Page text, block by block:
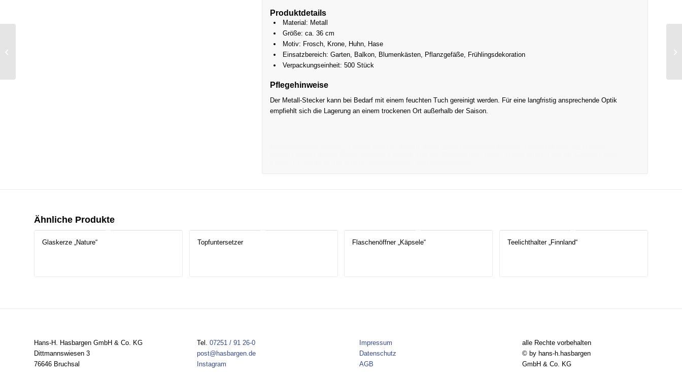
Produktdetails
Material: Metall
Größe: ca. 36 cm
Motiv: Frosch, Krone, Huhn, Hase
Einsatzbereich: Garten, Balkon, Blumenkästen, Pflanzgefäße, Frühlingsdekoration
Verpackungseinheit: 500 Stück
Pflegehinweise
Der Metall-Stecker kann bei Bedarf mit einem feuchten Tuch gereinigt werden. Für eine langfristig ansprechende Optik
empfiehlt sich die Lagerung an einem trockenen Ort außerhalb der Saison.
Ähnliche Produkte
Glaskerze „Nature“ Topfuntersetzer Flaschenöffner „Käpsele“ Teelichthalter „Finnland“
Hans-H. Hasbargen GmbH & Co. KG
Dittmannswiesen 3
76646 Bruchsal
Tel. 07251 / 91 26-0
post@hasbargen.de
Instagram
Impressum
Datenschutz
AGB
alle Rechte vorbehalten
© by hans-h.hasbargen
GmbH & Co. KG